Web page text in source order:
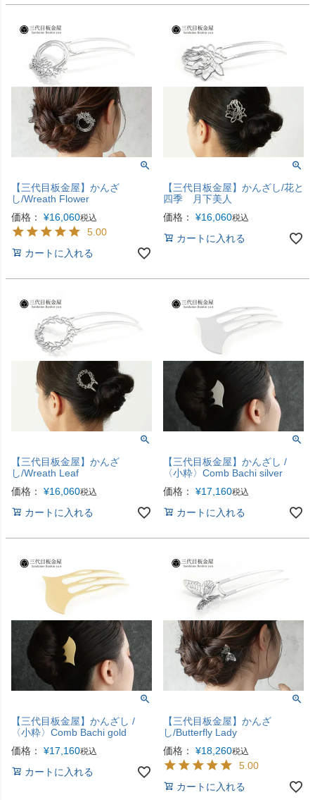
【三代目板金屋】かんざ
し/Wreath Flower
価格：
¥16,060税込
5.00
カートに入れる
【三代目板金屋】かんざし/花と
四季 月下美人
価格：
¥16,060税込
カートに入れる
【三代目板金屋】かんざ
し/Wreath Leaf
価格：
¥16,060税込
カートに入れる
【三代目板金屋】かんざし /
〈小粋〉Comb Bachi silver
価格：
¥17,160税込
カートに入れる
【三代目板金屋】かんざし /
〈小粋〉Comb Bachi gold
価格：
¥17,160税込
カートに入れる
【三代目板金屋】かんざ
し/Butterfly Lady
価格：
¥18,260税込
5.00
カートに入れる